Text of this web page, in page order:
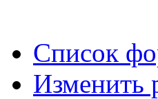
Список
Изменить